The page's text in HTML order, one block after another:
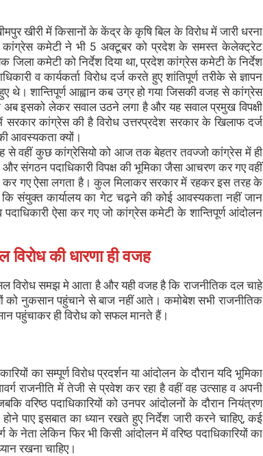
खीरी में किसानों के केंद्र के कृषि बिल के विरोध में जारी धरना
कांग्रेस कमेटी ने भी 5 अक्टूबर को प्रदेश के समस्त केलेक्ट्रेट
जिला कमेटी को निर्देश दिया था, प्रदेश कांग्रेस कमेटी के निर्देश
व कार्यकर्ता विरोध दर्ज करते हुए शांतिपूर्ण तरीके से ज्ञापन
थे। शान्तिपूर्ण आह्वान कब उग्र हो गया जिसकी वजह से कांग्रेस
अब इसको लेकर सवाल उठने लगा है और यह सवाल प्रमुख विपक्षी
कांग्रेस की है विरोध उत्तरप्रदेश सरकार के खिलाफ दर्ज
आवस्यकता क्यों।
से वहीं कुछ कांग्रेसियो को आज तक बेहतर तवज्जो कांग्रेस में ही
संगठन पदाधिकारी विपक्ष की भूमिका जैसा आचरण कर गए वहीं
कर गए ऐसा लगता है। कुल मिलाकर सरकार में रहकर इस तरह के
कि संयुक्त कार्यालय का गेट चढ़ने की कोई आवस्यकता नहीं जान
ऐसा कर गए जो कांग्रेस कमेटी के शान्तिपूर्ण आंदोलन
की धारणा ही वजह
विरोध समझ मे आता है और यही वजह है कि राजनीतिक दल चाहे
को नुकसान पहुंचाने से बाज नहीं आते। कमोबेश सभी राजनीतिक
पहुंचाकर ही विरोध को सफल मानते हैं।
का सम्पूर्ण विरोध प्रदर्शन या आंदोलन के दौरान यदि भूमिका
में तेजी से प्रवेश कर रहा है वहीं वह उत्साह व अपनी
वरिष्ठ पदाधिकारियों को उनपर आंदोलनों के दौरान नियंत्रण
पाए इसबात का ध्यान रखते हुए निर्देश जारी करने चाहिए, कई
के नेता लेकिन फिर भी किसी आंदोलन में वरिष्ठ पदाधिकारियों का
रखना चाहिए।